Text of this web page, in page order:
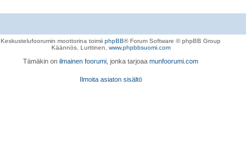
Keskustelufoorumin moottorina toimii phpBB® Forum Software © phpBB Group
Käännös, Lurttinen, www.phpbbsuomi.com
Tämäkin on ilmainen foorumi , jonka tarjoaa munfoorumi.com
Ilmoita asiaton sisältö